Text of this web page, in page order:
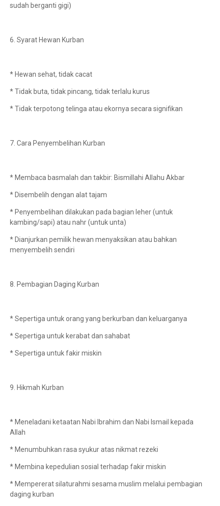
sudah berganti gigi)
6. Syarat Hewan Kurban
* Hewan sehat, tidak cacat
* Tidak buta, tidak pincang, tidak terlalu kurus
* Tidak terpotong telinga atau ekornya secara signifikan
7. Cara Penyembelihan Kurban
* Membaca basmalah dan takbir: Bismillahi Allahu Akbar
* Disembelih dengan alat tajam
* Penyembelihan dilakukan pada bagian leher (untuk
kambing/sapi) atau nahr (untuk unta)
* Dianjurkan pemilik hewan menyaksikan atau bahkan
menyembelih sendiri
8. Pembagian Daging Kurban
* Sepertiga untuk orang yang berkurban dan keluarganya
* Sepertiga untuk kerabat dan sahabat
* Sepertiga untuk fakir miskin
9. Hikmah Kurban
* Meneladani ketaatan Nabi Ibrahim dan Nabi Ismail kepada
Allah
* Menumbuhkan rasa syukur atas nikmat rezeki
* Membina kepedulian sosial terhadap fakir miskin
* Mempererat silaturahmi sesama muslim melalui pembagian
daging kurban